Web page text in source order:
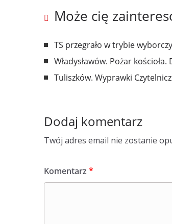
Może cię
TS przegrało w trybie
Władysławów. Pożar
Tuliszków. Wyprawki
Dodaj komentarz
Twój adres email nie zostanie
Komentarz *